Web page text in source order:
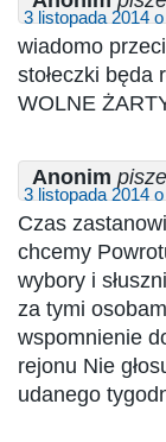
3 listopada 2014
wiadomo
stołeczki będa
WOLNE
Anonim
3 listopada 2014
Czas
chcemy
wybory i
za tymi
wspomnienie
rejonu Nie
udanego